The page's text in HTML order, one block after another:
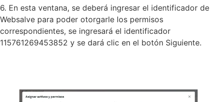
6. En esta ventana, se deberá ingresar el identificador de
Websalve para poder otorgarle los permisos
correspondientes, se ingresará el identificador
115761269453852 y se dará clic en el botón Siguiente.